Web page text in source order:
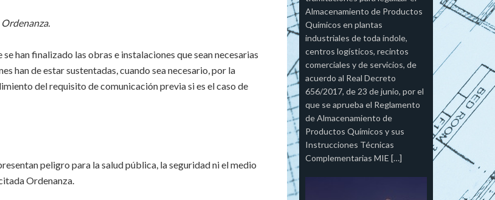
han finalizado las obras e instalaciones que sean necesarias
han de estar sustentadas, cuando sea necesario, por la
del requisito de comunicación previa si es el caso de
peligro para la salud pública, la seguridad ni el medio
Ordenanza.
Almacenamiento de Productos
Químicos en plantas
industriales de toda índole,
centros logísticos, recintos
comerciales y de servicios, de
acuerdo al Real Decreto
656/2017, de 23 de junio, por el
que se aprueba el Reglamento
de Almacenamiento de
Productos Químicos y sus
Instrucciones Técnicas
Complementarias MIE […]